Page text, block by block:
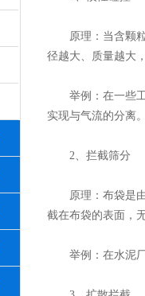
原理：当含颗粒
径越大、质量越大
举例：在一些工
实现与气流的分离
2、拦截筛分
原理：布袋是由
截在布袋的表面，
举例：在水泥厂